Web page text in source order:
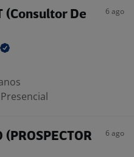
(Consultor De
6 ago
Presencial
6 ago